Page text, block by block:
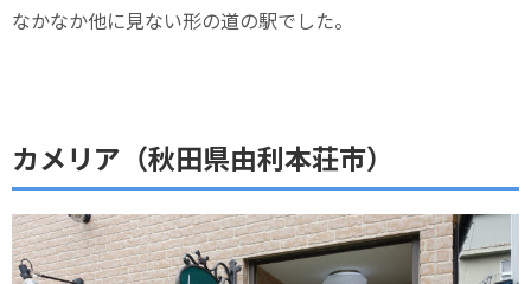
なかなか他に見ない形の道の駅でした。
カメリア（秋田県由利本荘市）